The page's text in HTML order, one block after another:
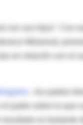
con sus hijos”. Con
Melamud,
en relación con el
, los padres